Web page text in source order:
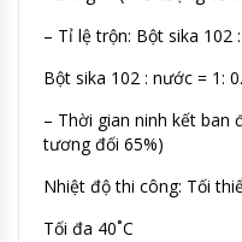
– Tỉ lệ trộn: Bột sika 102
Bột sika 102 : nước = 1:
– Thời gian ninh kết ban
tương đối 65%)
Nhiệt độ thi công: Tối
Tối đa 40˚C